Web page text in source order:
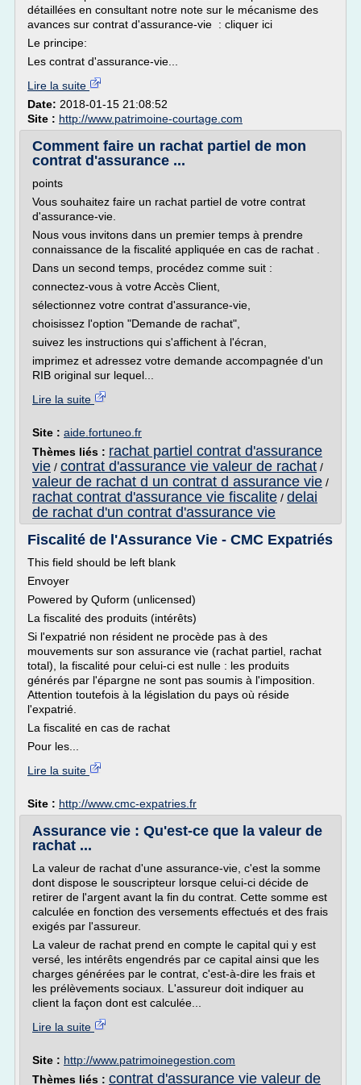
détaillées en consultant notre note sur le mécanisme des
avances sur contrat d'assurance-vie : cliquer ici
Le principe:
Les contrat d'assurance-vie...
Lire la suite
Date: 2018-01-15 21:08:52
Site : http://www.patrimoine-courtage.com
Comment faire un rachat partiel de mon
contrat d'assurance ...
points
Vous souhaitez faire un rachat partiel de votre contrat
d'assurance-vie.
Nous vous invitons dans un premier temps à prendre
connaissance de la fiscalité appliquée en cas de rachat .
Dans un second temps, procédez comme suit :
connectez-vous à votre Accès Client,
sélectionnez votre contrat d'assurance-vie,
choisissez l'option "Demande de rachat",
suivez les instructions qui s'affichent à l'écran,
imprimez et adressez votre demande accompagnée d'un
RIB original sur lequel...
Lire la suite
Site : aide.fortuneo.fr
Thèmes liés : rachat partiel contrat d'assurance
vie / contrat d'assurance vie valeur de rachat /
valeur de rachat d un contrat d assurance vie /
rachat contrat d'assurance vie fiscalite / delai
de rachat d'un contrat d'assurance vie
Fiscalité de l'Assurance Vie - CMC Expatriés
This field should be left blank
Envoyer
Powered by Quform (unlicensed)
La fiscalité des produits (intérêts)
Si l'expatrié non résident ne procède pas à des
mouvements sur son assurance vie (rachat partiel, rachat
total), la fiscalité pour celui-ci est nulle : les produits
générés par l'épargne ne sont pas soumis à l'imposition.
Attention toutefois à la législation du pays où réside
l'expatrié.
La fiscalité en cas de rachat
Pour les...
Lire la suite
Site : http://www.cmc-expatries.fr
Assurance vie : Qu'est-ce que la valeur de
rachat ...
La valeur de rachat d'une assurance-vie, c'est la somme
dont dispose le souscripteur lorsque celui-ci décide de
retirer de l'argent avant la fin du contrat. Cette somme est
calculée en fonction des versements effectués et des frais
exigés par l'assureur.
La valeur de rachat prend en compte le capital qui y est
versé, les intérêts engendrés par ce capital ainsi que les
charges générées par le contrat, c'est-à-dire les frais et
les prélèvements sociaux. L'assureur doit indiquer au
client la façon dont est calculée...
Lire la suite
Site : http://www.patrimoinegestion.com
Thèmes liés : contrat d'assurance vie valeur de